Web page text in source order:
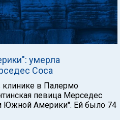
умерла
Соса
клинике в Палермо
певица Мерседес
Южной Америки". Ей было 74